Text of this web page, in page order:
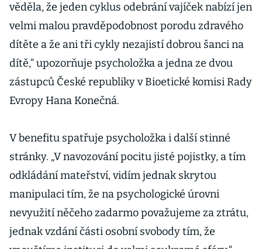
věděla, že jeden cyklus odebrání vajíček nabízí jen
velmi malou pravděpodobnost porodu zdravého
dítěte a že ani tři cykly nezajistí dobrou šanci na
dítě,“ upozorňuje psycholožka a jedna ze dvou
zástupců České republiky v Bioetické komisi Rady
Evropy Hana Konečná.
V benefitu spatřuje psycholožka i další stinné
stránky. „V navozování pocitu jisté pojistky, a tím
odkládání mateřství, vidím jednak skrytou
manipulaci tím, že na psychologické úrovni
nevyužití něčeho zadarmo považujeme za ztrátu,
jednak vzdání části osobní svobody tím, že